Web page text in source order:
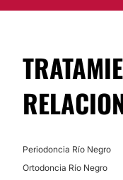
Periodoncia Río Negro
Ortodoncia Río Negro